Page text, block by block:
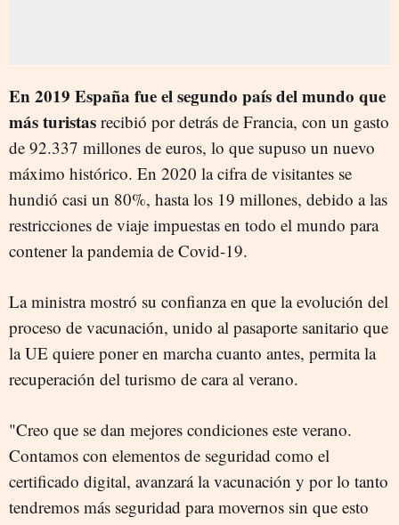
En 2019 España fue el segundo país del mundo que
más turistas recibió por detrás de Francia, con un gasto
de 92.337 millones de euros, lo que supuso un nuevo
máximo histórico. En 2020 la cifra de visitantes se
hundió casi un 80%, hasta los 19 millones, debido a las
restricciones de viaje impuestas en todo el mundo para
contener la pandemia de Covid-19.
La ministra mostró su confianza en que la evolución del
proceso de vacunación, unido al pasaporte sanitario que
la UE quiere poner en marcha cuanto antes, permita la
recuperación del turismo de cara al verano.
"Creo que se dan mejores condiciones este verano.
Contamos con elementos de seguridad como el
certificado digital, avanzará la vacunación y por lo tanto
tendremos más seguridad para movernos sin que esto